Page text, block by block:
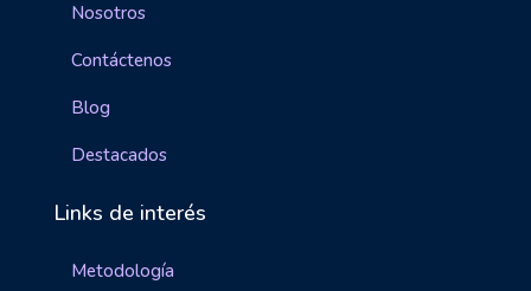
Nosotros
Contáctenos
Blog
Destacados
Links de interés
Metodología